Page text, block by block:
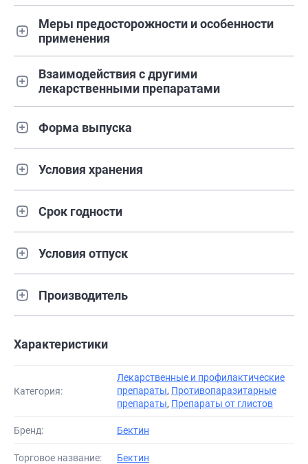
Меры предосторожности и особенности
применения
Взаимодействия с другими
лекарственными препаратами
Форма выпуска
Условия хранения
Срок годности
Условия отпуск
Производитель
Характеристики
Категория:
Лекарственные и профилактические
препараты, Противопаразитарные
препараты, Препараты от глистов
Бренд: Бектин
Торговое название: Бектин